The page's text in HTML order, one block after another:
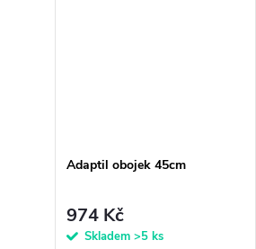
Adaptil obojek 45cm
974 Kč
Skladem >5 ks